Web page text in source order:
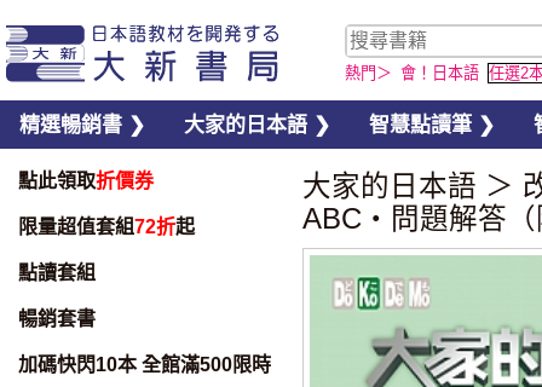
熱門＞ 會！日本語 任選2
精選暢銷書 ❯ 大家的日本語 ❯ 智慧點讀筆 ❯
點此領取折價券
限量超值套組72折起
點讀套組
暢銷套書
加碼快閃10本 全館滿500限時
大家的日本語 ＞
ABC・問題解答